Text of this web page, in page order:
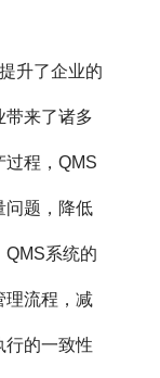
升了企业的
带来了诸多
过程，QMS
问题，降低
QMS系统的
理流程，减
行的一致性